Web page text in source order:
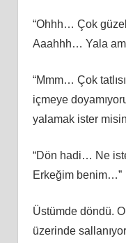
“Ohhh… Çok
Aaahhh… Yala
“Mmm… Çok
içmeye
yalamak ister
“Dön hadi… Ne
Erkeğim benim…”
Üstümde döndü. O
üzerinde